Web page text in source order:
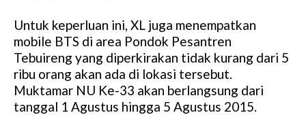
Untuk keperluan ini, XL juga menempatkan
mobile BTS di area Pondok Pesantren
Tebuireng yang diperkirakan tidak kurang dari 5
ribu orang akan ada di lokasi tersebut.
Muktamar NU Ke-33 akan berlangsung dari
tanggal 1 Agustus hingga 5 Agustus 2015.